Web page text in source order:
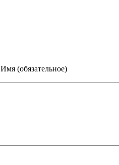
Имя (обязательное)